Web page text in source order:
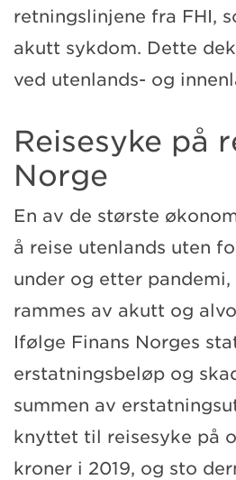
retningslinjene fra FHI,
akutt sykdom. Dette
ved utenlands- og
Reisesyke på
Norge
En av de største
å reise utenlands uten
under og etter pandemi,
rammes av akutt og
Ifølge Finans Norges
erstatningsbeløp og
summen av
knyttet til reisesyke på
kroner i 2019, og sto